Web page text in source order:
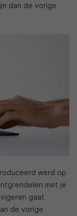
dan de vorige
werd op
met je
gaat
de vorige